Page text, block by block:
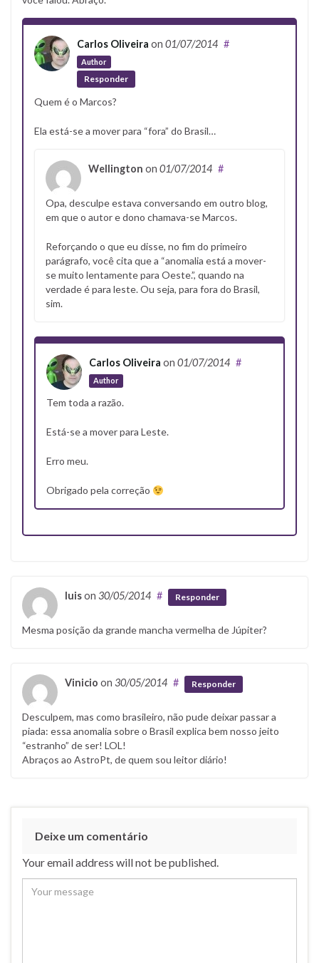
Carlos Oliveira on 01/07/2014
Author
#
Responder
Quem é o Marcos?
Ela está-se a mover para “fora” do Brasil…
Wellington on 01/07/2014 #
Opa, desculpe estava conversando em outro blog,
em que o autor e dono chamava-se Marcos.
Reforçando o que eu disse, no fim do primeiro
parágrafo, você cita que a “anomalia está a mover-
se muito lentamente para Oeste.”, quando na
verdade é para leste. Ou seja, para fora do Brasil,
sim.
Carlos Oliveira on 01/07/2014
Author
#
Tem toda a razão.
Está-se a mover para Leste.
Erro meu.
Obrigado pela correção
luison 30/05/2014 # Responder
Mesma posição da grande mancha vermelha de Júpiter?
Vinicio on 30/05/2014 # Responder
Desculpem, mas como brasileiro, não pude deixar passar a
piada: essa anomalia sobre o Brasil explica bem nosso jeito
“estranho” de ser! LOL!
Abraços ao AstroPt, de quem sou leitor diário!
Deixe um comentário
Your email address will not be published.